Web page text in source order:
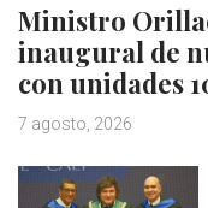
Ministro
inaugural de
con unidades
7 agosto, 2026